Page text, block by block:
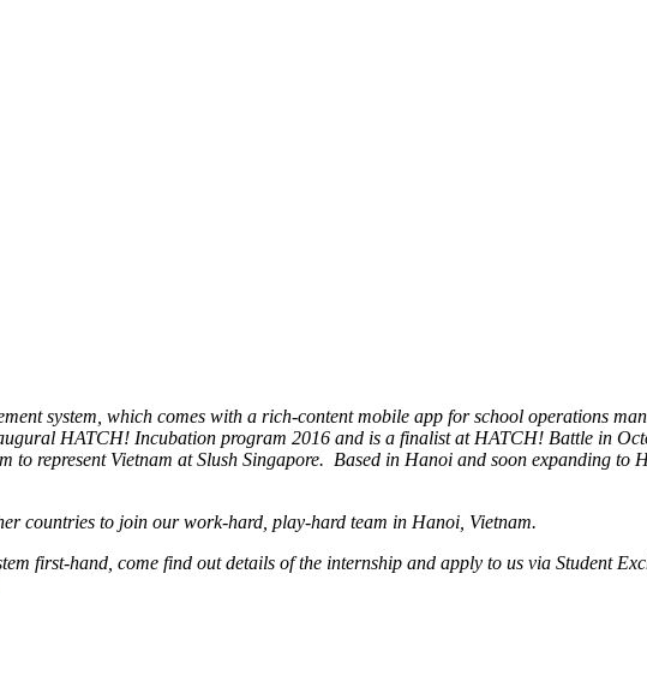
system, which comes with a rich-content mobile app for school operations
HATCH! Incubation program 2016 and is a finalist at HATCH! Battle in
to represent Vietnam at Slush Singapore. Based in Hanoi and soon expanding
countries to join our work-hard, play-hard team in Hanoi, Vietnam.
first-hand, come find out details of the internship and apply to us via Student